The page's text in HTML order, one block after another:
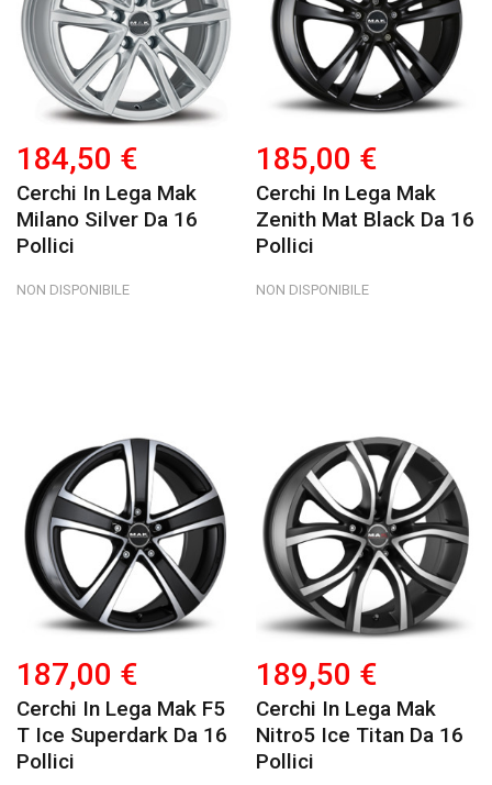
184,50 €
Cerchi In Lega Mak
Milano Silver Da 16
Pollici
NON DISPONIBILE
185,00 €
Cerchi In Lega Mak
Zenith Mat Black Da 16
Pollici
NON DISPONIBILE
187,00 €
Cerchi In Lega Mak F5
T Ice Superdark Da 16
Pollici
189,50 €
Cerchi In Lega Mak
Nitro5 Ice Titan Da 16
Pollici